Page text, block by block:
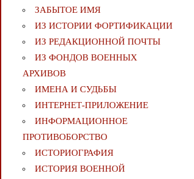
ЗАБЫТОЕ ИМЯ
ИЗ ИСТОРИИ ФОРТИФИКАЦИИ
ИЗ РЕДАКЦИОННОЙ ПОЧТЫ
ИЗ ФОНДОВ ВОЕННЫХ
АРХИВОВ
ИМЕНА И СУДЬБЫ
ИНТЕРНЕТ-ПРИЛОЖЕНИЕ
ИНФОРМАЦИОННОЕ
ПРОТИВОБОРСТВО
ИСТОРИОГРАФИЯ
ИСТОРИЯ ВОЕННОЙ